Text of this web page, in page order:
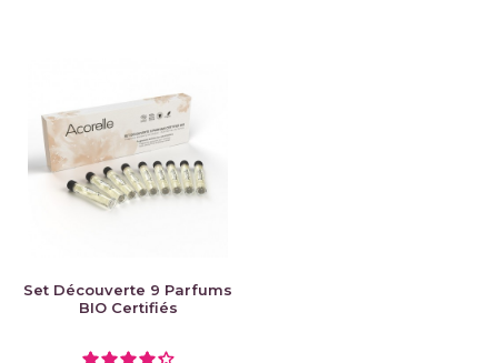
Set Découverte 9 Parfums
BIO Certifiés